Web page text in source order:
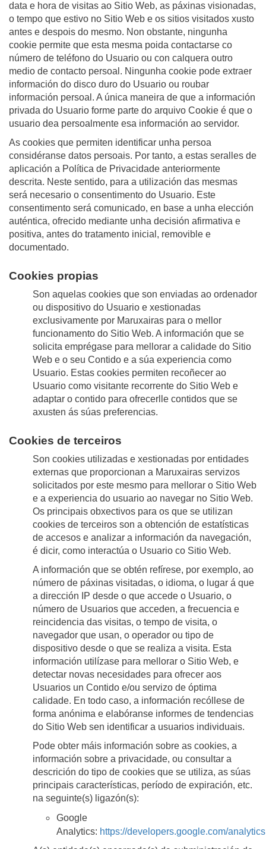
data e hora de visitas ao Sitio Web, as páxinas visionadas,
o tempo que estivo no Sitio Web e os sitios visitados xusto
antes e despois do mesmo. Non obstante, ningunha
cookie permite que esta mesma poida contactarse co
número de teléfono do Usuario ou con calquera outro
medio de contacto persoal. Ningunha cookie pode extraer
información do disco duro do Usuario ou roubar
información persoal. A única maneira de que a información
privada do Usuario forme parte do arquivo Cookie é que o
usuario dea persoalmente esa información ao servidor.
As cookies que permiten identificar unha persoa
considéranse datos persoais. Por tanto, a estas seralles de
aplicación a Política de Privacidade anteriormente
descrita. Neste sentido, para a utilización das mesmas
será necesario o consentimento do Usuario. Este
consentimento será comunicado, en base a unha elección
auténtica, ofrecido mediante unha decisión afirmativa e
positiva, antes do tratamento inicial, removible e
documentado.
Cookies propias
Son aquelas cookies que son enviadas ao ordenador
ou dispositivo do Usuario e xestionadas
exclusivamente por Maruxairas para o mellor
funcionamento do Sitio Web. A información que se
solicita emprégase para mellorar a calidade do Sitio
Web e o seu Contido e a súa experiencia como
Usuario. Estas cookies permiten recoñecer ao
Usuario como visitante recorrente do Sitio Web e
adaptar o contido para ofrecerlle contidos que se
axusten ás súas preferencias.
Cookies de terceiros
Son cookies utilizadas e xestionadas por entidades
externas que proporcionan a Maruxairas servizos
solicitados por este mesmo para mellorar o Sitio Web
e a experiencia do usuario ao navegar no Sitio Web.
Os principais obxectivos para os que se utilizan
cookies de terceiros son a obtención de estatísticas
de accesos e analizar a información da navegación,
é dicir, como interactúa o Usuario co Sitio Web.
A información que se obtén refírese, por exemplo, ao
número de páxinas visitadas, o idioma, o lugar á que
a dirección IP desde o que accede o Usuario, o
número de Usuarios que acceden, a frecuencia e
reincidencia das visitas, o tempo de visita, o
navegador que usan, o operador ou tipo de
dispositivo desde o que se realiza a visita. Esta
información utilízase para mellorar o Sitio Web, e
detectar novas necesidades para ofrecer aos
Usuarios un Contido e/ou servizo de óptima
calidade. En todo caso, a información recóllese de
forma anónima e elabóranse informes de tendencias
do Sitio Web sen identificar a usuarios individuais.
Pode obter máis información sobre as cookies, a
información sobre a privacidade, ou consultar a
descrición do tipo de cookies que se utiliza, as súas
principais características, período de expiración, etc.
na seguinte(s) ligazón(s):
Google
Analytics: https://developers.google.com/analytics